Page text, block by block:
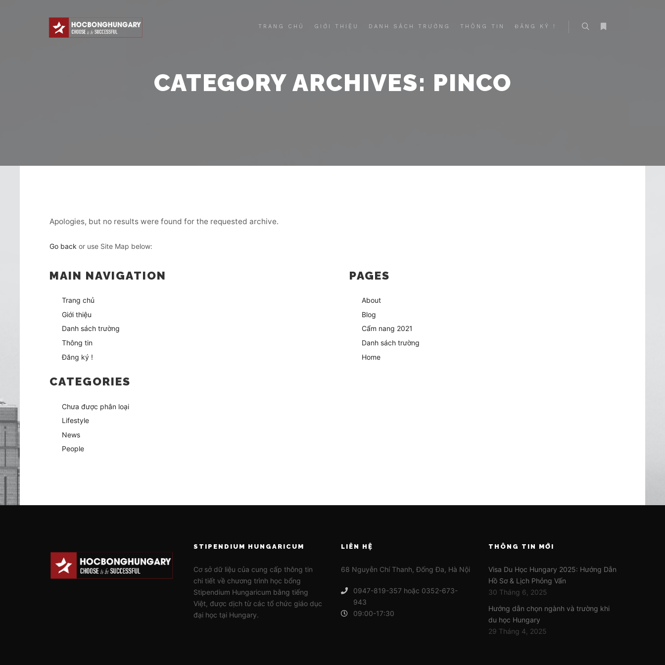
TRANG CHỦ GIỚI THIỆU DANH SÁCH TRƯỜNG THÔNG TIN ĐĂNG KÝ !
CATEGORY ARCHIVES: PINCO
Apologies, but no results were found for the requested archive.
Go back or use Site Map below:
MAIN NAVIGATION
Trang chủ
Giới thiệu
Danh sách trường
Thông tin
Đăng ký !
CATEGORIES
Chưa được phân loại
Lifestyle
News
People
PAGES
About
Blog
Cẩm nang 2021
Danh sách trường
Home
STIPENDIUM HUNGARICUM
Cơ sở dữ liệu của cung cấp thông tin
chi tiết về chương trình học bổng
Stipendium Hungaricum bằng tiếng
Việt, được dịch từ các tổ chức giáo dục
đại học tại Hungary.
LIÊN HỆ
68 Nguyễn Chí Thanh, Đống Đa, Hà Nội
0947-819-357 hoặc 0352-673-
943
09:00-17:30
THÔNG TIN MỚI
Visa Du Học Hungary 2025: Hướng Dẫn
Hồ Sơ & Lịch Phỏng Vấn
30 Tháng 6, 2025
Hướng dẫn chọn ngành và trường khi
du học Hungary
29 Tháng 4, 2025